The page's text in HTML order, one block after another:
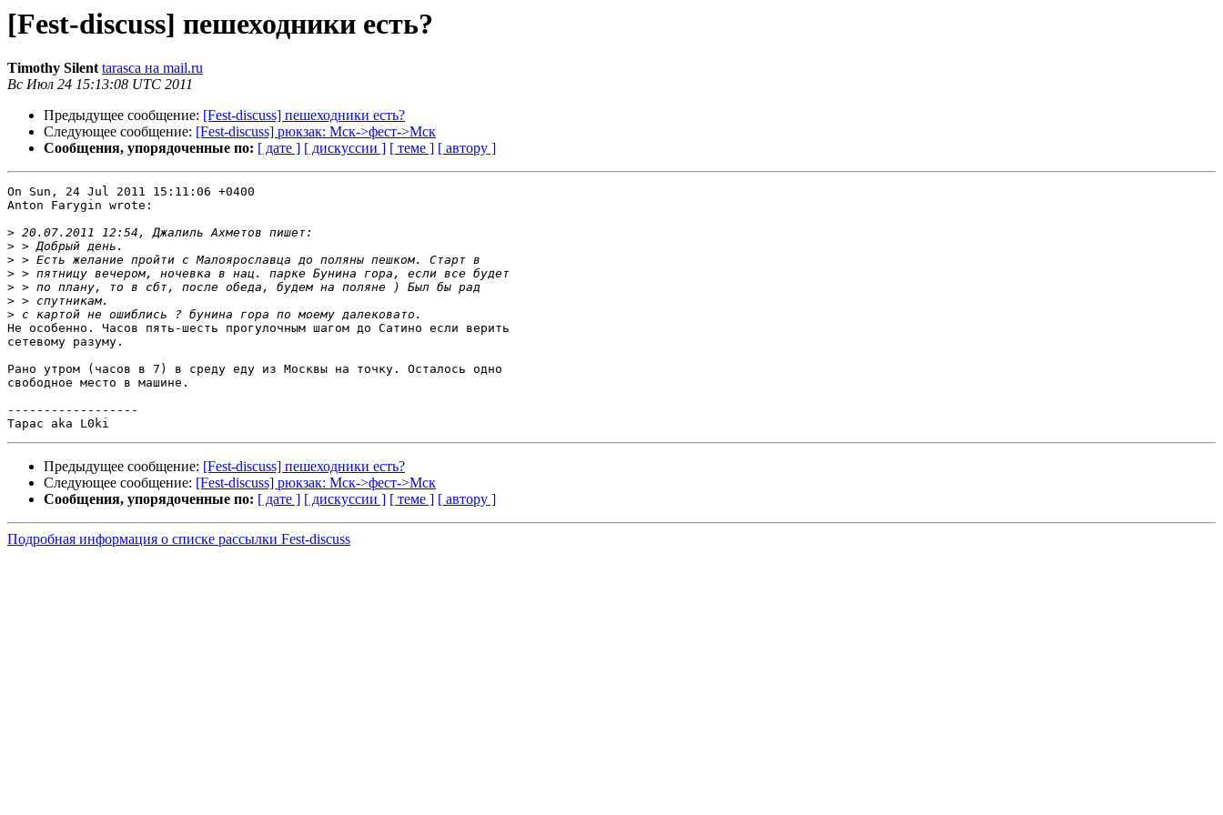
[Fest-discuss] пешеходники есть?
Timothy Silent tarasca на mail.ru
Вс Июл 24 15:13:08 UTC 2011
Предыдущее сообщение: [Fest-discuss] пешеходники есть?
Следующее сообщение: [Fest-discuss] рюкзак: Мск->фест->Мск
Сообщения, упорядоченные по: [ дате ] [ дискуссии ] [ теме ] [ автору ]
On Sun, 24 Jul 2011 15:11:06 +0400
Anton Farygin wrote:
>
>
>
>
>
>
>
Не особенно. Часов пять-шесть прогулочным шагом до Сатино если верить
сетевому разуму.
Рано утром (часов в 7) в среду еду из Москвы на точку. Осталось одно
свободное место в машине.
------------------
Предыдущее сообщение: [Fest-discuss] пешеходники есть?
Следующее сообщение: [Fest-discuss] рюкзак: Мск->фест->Мск
Сообщения, упорядоченные по: [ дате ] [ дискуссии ] [ теме ] [ автору ]
Подробная информация о списке рассылки Fest-discuss